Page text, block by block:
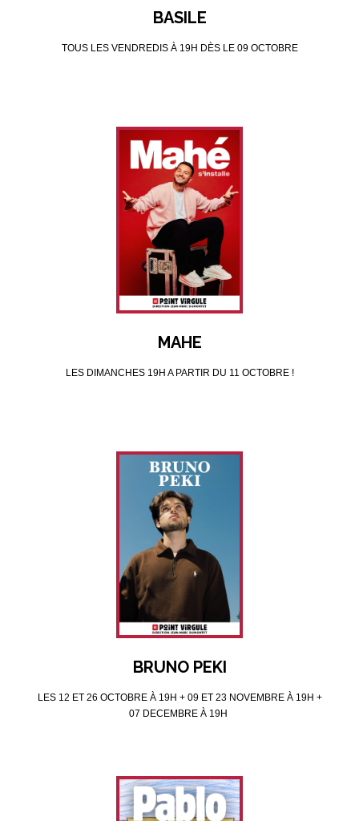
BASILE
TOUS LES VENDREDIS À 19H DÈS LE 09 OCTOBRE
MAHE
LES DIMANCHES 19H A PARTIR DU 11 OCTOBRE !
BRUNO PEKI
LES 12 ET 26 OCTOBRE À 19H + 09 ET 23 NOVEMBRE À 19H +
07 DECEMBRE À 19H